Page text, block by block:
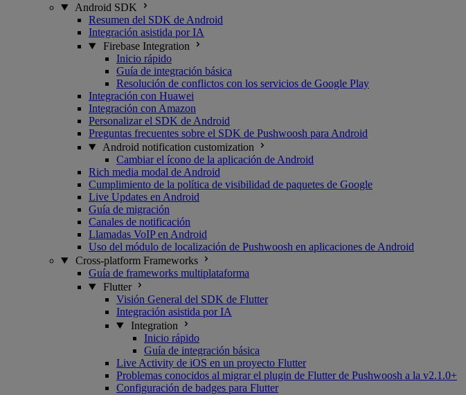
Android SDK
Resumen del SDK de Android
Integración asistida por IA
Firebase Integration
Inicio rápido
Guía de integración básica
Resolución de conflictos con los servicios de Google Play
Integración con Huawei
Integración con Amazon
Personalizar el SDK de Android
Preguntas frecuentes sobre el SDK de Pushwoosh para Android
Android notification customization
Cambiar el ícono de la aplicación de Android
Rich media modal de Android
Cumplimiento de la política de visibilidad de paquetes de Google
Live Updates en Android
Guía de migración
Canales de notificación
Llamadas VoIP en Android
Uso del módulo de localización de Pushwoosh en aplicaciones de Android
Cross-platform Frameworks
Guía de frameworks multiplataforma
Flutter
Visión General del SDK de Flutter
Integración asistida por IA
Integration
Inicio rápido
Guía de integración básica
Live Activity de iOS en un proyecto Flutter
Problemas conocidos al migrar el plugin de Flutter de Pushwoosh a la v2.1.0+
Configuración de badges para Flutter